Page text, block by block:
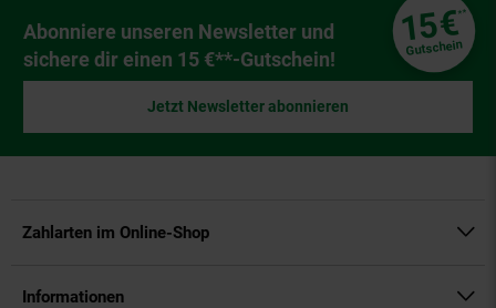
Newsletter Anmeldung
Abonniere unseren Newsletter und
sichere dir einen 15 €**-Gutschein!
15€**
Gutschein
Jetzt Newsletter abonnieren
Zahlarten im Online-Shop
Informationen